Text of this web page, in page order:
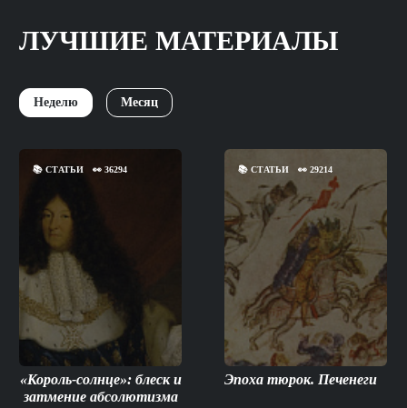
ЛУЧШИЕ МАТЕРИАЛЫ
Неделю Месяц
📚 СТАТЬИ 👀 36294
«Король-солнце»: блеск и
затмение абсолютизма
📚СТАТЬИ 👀29214
Эпоха тюрок. Печенеги